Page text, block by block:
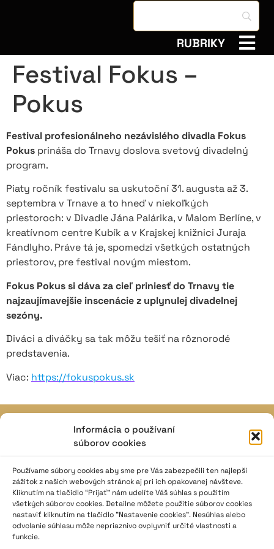
Informácia o používaní
súborov cookies
Používame súbory cookies aby sme pre Vás zabezpečili ten najlepší
zážitok z našich webových stránok aj pri ich opakovanej návšteve.
Kliknutím na tlačidlo “Prijať” nám udelíte Váš súhlas s použitím
všetkých súborov cookies. Detailne môžete použitie súborov cookies
nastaviť kliknutím na tlačidlo "Nastavenie cookies". Nesúhlas alebo
odvolanie súhlasu môže nepriaznivo ovplyvniť určité vlastnosti a
funkcie.
RUBRIKY
Festival Fokus –
Pokus
Festival profesionálneho nezávislého divadla Fokus
Pokus prináša do Trnavy doslova svetový divadelný
program.
Piaty ročník festivalu sa uskutoční 31. augusta až 3.
septembra v Trnave a to hneď v niekoľkých
priestoroch: v Divadle Jána Palárika, v Malom Berlíne, v
kreatívnom centre Kubík a v Krajskej knižnici Juraja
Fándlyho. Práve tá je, spomedzi všetkých ostatných
priestorov, pre festival novým miestom.
Fokus Pokus si dáva za cieľ priniesť do Trnavy tie
najzaujímavejšie inscenácie z uplynulej divadelnej
sezóny.
Diváci a diváčky sa tak môžu tešiť na rôznorodé
predstavenia.
Viac: https://fokuspokus.sk
e-mail: javisko.noc@nocka.sk
Nám. SNP č. 12, 812 34 Bratislava 1
Slovenská republika
2023–2025 ©